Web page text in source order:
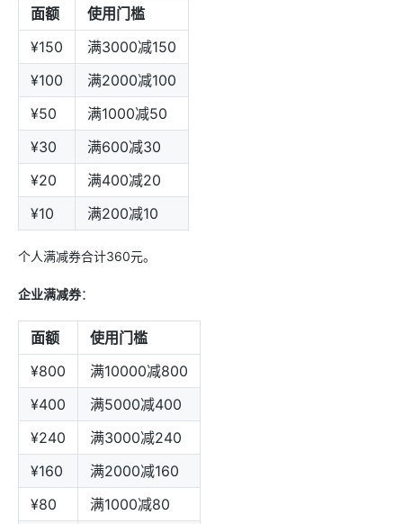
面额
使用门槛
¥150
满3000减150
¥100
满2000减100
¥50
满1000减50
¥30
满600减30
¥20
满400减20
¥10
满200减10
个人满减券合计360元。
企业满减券：
面额
使用门槛
¥800
满10000减800
¥400
满5000减400
¥240
满3000减240
¥160
满2000减160
¥80
满1000减80